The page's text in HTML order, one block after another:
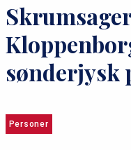
sønderjysk
Personer